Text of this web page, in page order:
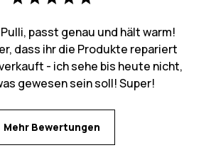
passt genau und hält warm!
dass ihr die Produkte repariert
- ich sehe bis heute nicht,
gewesen sein soll! Super!
Mehr Bewertungen